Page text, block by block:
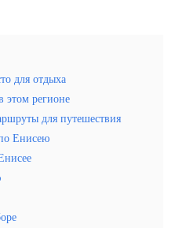
для отдыха
этом регионе
для путешествия
Енисею